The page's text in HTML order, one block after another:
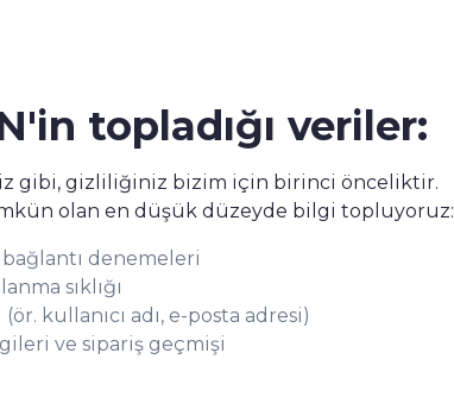
topladığı veriler:
gibi, gizliliğiniz bizim için birinci önceliktir.
olan en düşük düzeyde bilgi topluyoruz:
bağlantı denemeleri
sıklığı
kullanıcı adı, e-posta adresi)
ve sipariş geçmişi